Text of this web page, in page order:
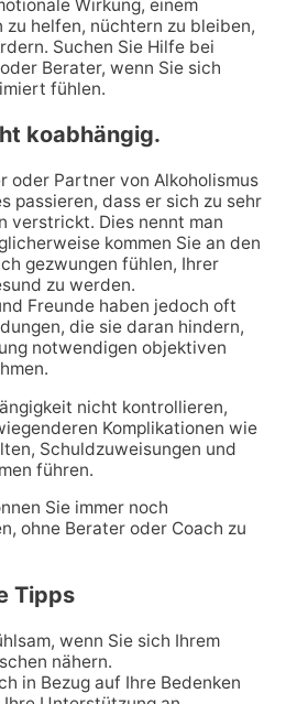
Wirkung, einem
helfen, nüchtern zu bleiben,
Suchen Sie Hilfe bei
Berater, wenn Sie sich
fühlen.
koabhängig.
oder Partner von Alkoholismus
passieren, dass er sich zu sehr
verstrickt. Dies nennt man
kommen Sie an den
gezwungen fühlen, Ihrer
zu werden.
Freunde haben jedoch oft
die sie daran hindern,
notwendigen objektiven
nicht kontrollieren,
Komplikationen wie
Schuldzuweisungen und
führen.
Sie immer noch
ohne Berater oder Coach zu
Tipps
wenn Sie sich Ihrem
nähern.
in Bezug auf Ihre Bedenken